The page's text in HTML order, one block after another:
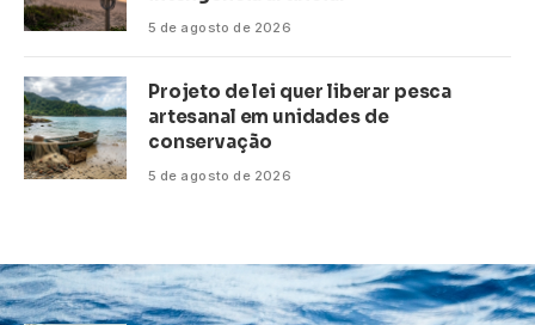
5 de agosto de 2026
Projeto de lei quer liberar pesca
artesanal em unidades de
conservação
5 de agosto de 2026